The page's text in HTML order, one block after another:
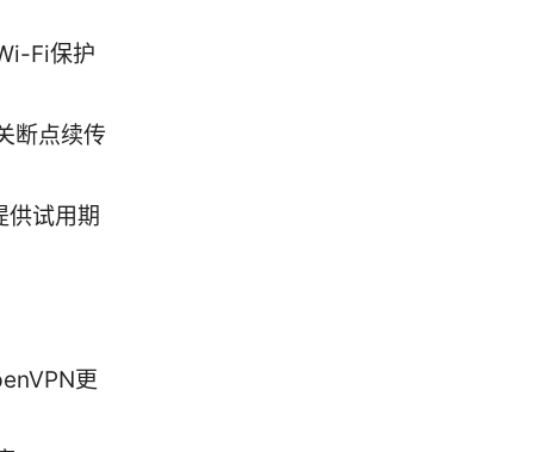
Fi保护
断点续传
供试用期
更